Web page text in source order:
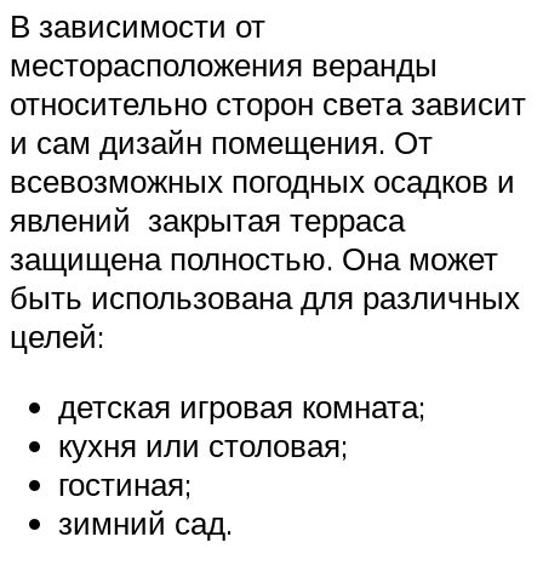
В зависимости от
месторасположения веранды
относительно сторон света зависит
и сам дизайн помещения. От
всевозможных погодных осадков и
явлений закрытая терраса
защищена полностью. Она может
быть использована для различных
целей:
детская игровая комната;
кухня или столовая;
гостиная;
зимний сад.